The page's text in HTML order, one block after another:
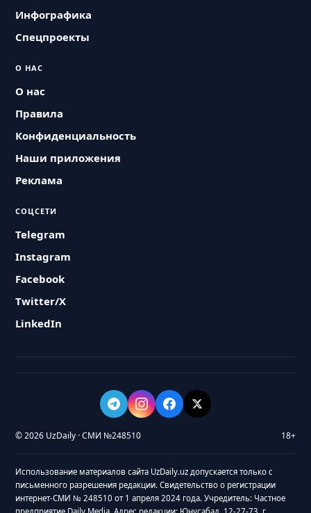
Инфографика
Спецпроекты
О НАС
О нас
Правила
Конфиденциальность
Наши приложения
Реклама
СОЦСЕТИ
Telegram
Instagram
Facebook
Twitter/X
LinkedIn
© 2026 UzDaily · СМИ №248510 18+
Использование материалов сайта UzDaily.uz допускается только с
письменного разрешения редакции. Свидетельство о регистрации
интернет-СМИ № 248510 от 1 апреля 2024 года. Учредитель: Частное